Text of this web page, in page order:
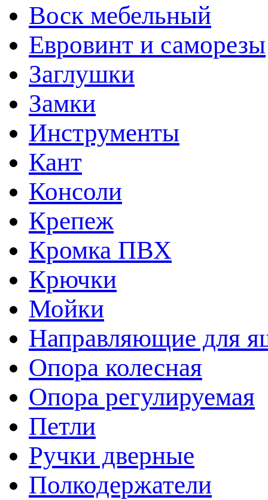
Воск мебельный
Евровинт и саморезы
Заглушки
Замки
Инструменты
Кант
Консоли
Крепеж
Кромка ПВХ
Крючки
Мойки
Направляющие для
Опора колесная
Опора регулируемая
Петли
Ручки дверные
Полкодержатели